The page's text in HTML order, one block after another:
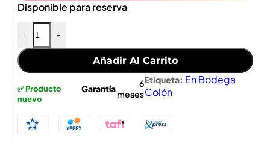
Disponible para reserva
- +
Añadir Al Carrito
✅ Producto
nuevo
Garantía
6
meses
Etiqueta: En Bodega
Colón